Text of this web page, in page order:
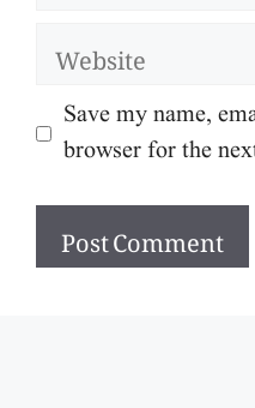
Save my name,
browser for the